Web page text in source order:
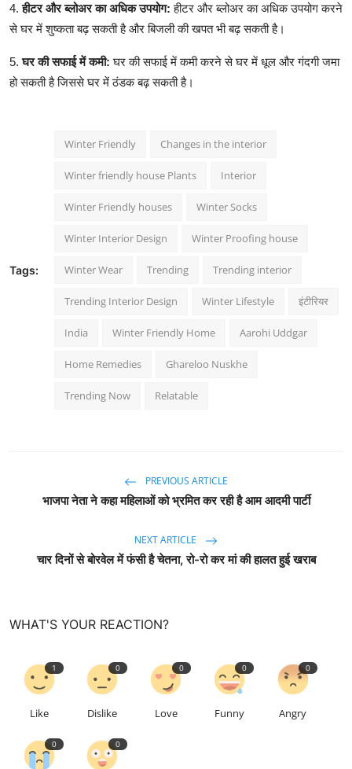
4.हीटर और ब्लोअर का अधिक उपयोग: हीटर और ब्लोअर का अधिक उपयोग करने
से घर में शुष्कता बढ़ सकती है और बिजली की खपत भी बढ़ सकती है।
5.घर की सफाई में कमी: घर की सफाई में कमी करने से घर में धूल और गंदगी जमा
हो सकती है जिससे घर में ठंडक बढ़ सकती है।
Tags:
Winter Friendly Changes in the interior
Winter friendly house Plants Interior
Winter Friendly houses Winter Socks
Winter Interior Design Winter Proofing house
Winter Wear Trending Trending interior
Trending Interior Design Winter Lifestyle इंटीरियर
India Winter Friendly Home Aarohi Uddgar
Home Remedies Ghareloo Nuskhe
Trending Now Relatable
PREVIOUS ARTICLE
भाजपा नेता ने कहा महिलाओं को भ्रमित कर रही है आम आदमी पार्टी
NEXT ARTICLE
चार दिनों से बोरवेल में फंसी है चेतना, रो-रो कर मां की हालत हुई खराब
WHAT'S YOUR REACTION?
1
Like
0
Dislike
0
Love
0
Funny
0
Angry
0 0